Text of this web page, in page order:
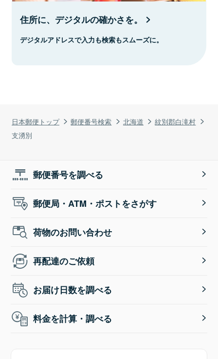
日本郵便トップ 郵便番号検索 北海道
紋別郡白滝村
支湧別
住所に、デジタルの確かさを。
デジタルアドレスで入力も検索もスムーズに。
郵便番号を調べる
郵便局・ATM・ポストをさがす
荷物のお問い合わせ
再配達のご依頼
お届け日数を調べる
料金を計算・調べる